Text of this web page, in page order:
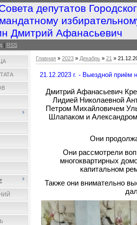
депутатов
Дмитрий Афанасьевич
| RSS
Главная » 2023 » Декабрь » 21 »
21.12.2023 г. - Выездной приём
Дмитрий Афанасьевич
Лидией Николаевной
Петром Михайловичем
Шлапаком и
Они
Они рассмотрели
многоквартирных
капитальном
Также они внимательно